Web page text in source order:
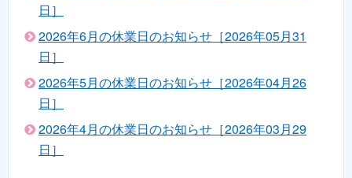
日］
2026年6月の休業日のお知らせ［2026年05月31
日］
2026年5月の休業日のお知らせ［2026年04月26
日］
2026年4月の休業日のお知らせ［2026年03月29
日］